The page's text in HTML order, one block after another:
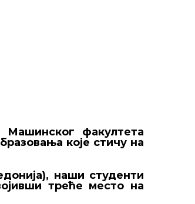
Машинског факултета
које стичу на
наши студенти
треће место на